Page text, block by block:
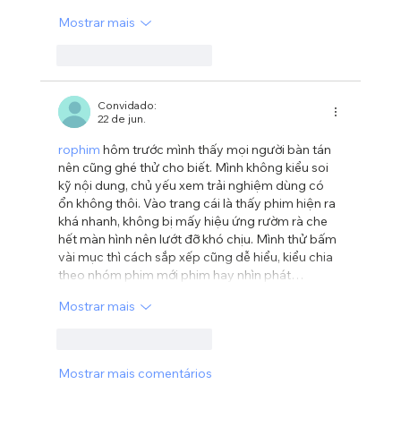
Mostrar mais
Convidado:
22 de jun.
rophim hôm trước mình thấy mọi người bàn tán
nên cũng ghé thử cho biết. Mình không kiểu soi
kỹ nội dung, chủ yếu xem trải nghiệm dùng có
ổn không thôi. Vào trang cái là thấy phim hiện ra
khá nhanh, không bị mấy hiệu ứng rườm rà che
hết màn hình nên lướt đỡ khó chịu. Mình thử bấm
vài mục thì cách sắp xếp cũng dễ hiểu, kiểu chia
theo nhóm phim mới phim hay nhìn phát…
Mostrar mais
Mostrar mais comentários